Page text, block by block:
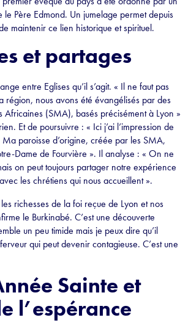
le Père Edmond. Un jumelage permet depuis
maintenir ce lien historique et spirituel.
et partages
entre Eglises qu’il s’agit. « Il ne faut pas
région, nous avons été évangélisés par des
Africaines (SMA), basés précisément à Lyon »
Et de poursuivre : « Ici j’ai l’impression de
paroisse d’origine, créée par les SMA,
Dame de Fourvière ». Il analyse : « On ne
on peut toujours partager notre expérience
les chrétiens qui nous accueillent ».
richesses de la foi reçue de Lyon et nos
le Burkinabé. C’est une découverte
un peu timide mais je peux dire qu’il
qui peut devenir contagieuse. C’est une
Sainte et
l’espérance